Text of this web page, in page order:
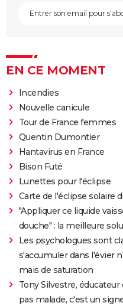
EN CE MOMENT
Incendies
Nouvelle canicule
Tour de France femmes
Quentin Dumontier
Hantavirus en France
Bison Futé
Lunettes pour l'éclipse
Carte de l'éclipse solaire
"Appliquer ce liquide
douche" : la meilleure
Les psychologues sont
s'accumuler dans l'évier
mais de saturation
Tony Silvestre,
pas malade, c'est un